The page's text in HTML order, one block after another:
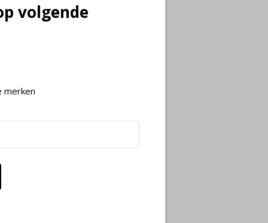
volgende
merken